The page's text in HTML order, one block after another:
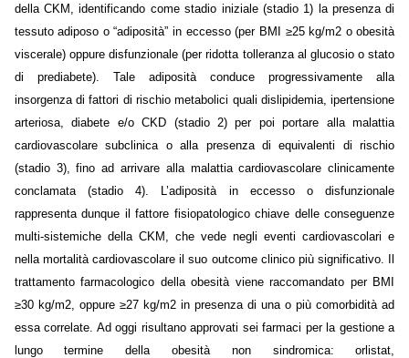
della CKM, identificando come stadio iniziale (stadio 1) la presenza di
tessuto adiposo o “adiposità” in eccesso (per BMI ≥25 kg/m2 o obesità
viscerale) oppure disfunzionale (per ridotta tolleranza al glucosio o stato
di prediabete). Tale adiposità conduce progressivamente alla
insorgenza di fattori di rischio metabolici quali dislipidemia, ipertensione
arteriosa, diabete e/o CKD (stadio 2) per poi portare alla malattia
cardiovascolare subclinica o alla presenza di equivalenti di rischio
(stadio 3), fino ad arrivare alla malattia cardiovascolare clinicamente
conclamata (stadio 4). L’adiposità in eccesso o disfunzionale
rappresenta dunque il fattore fisiopatologico chiave delle conseguenze
multi-sistemiche della CKM, che vede negli eventi cardiovascolari e
nella mortalità cardiovascolare il suo outcome clinico più significativo. Il
trattamento farmacologico della obesità viene raccomandato per BMI
≥30 kg/m2, oppure ≥27 kg/m2 in presenza di una o più comorbidità ad
essa correlate. Ad oggi risultano approvati sei farmaci per la gestione a
lungo termine della obesità non sindromica: orlistat,